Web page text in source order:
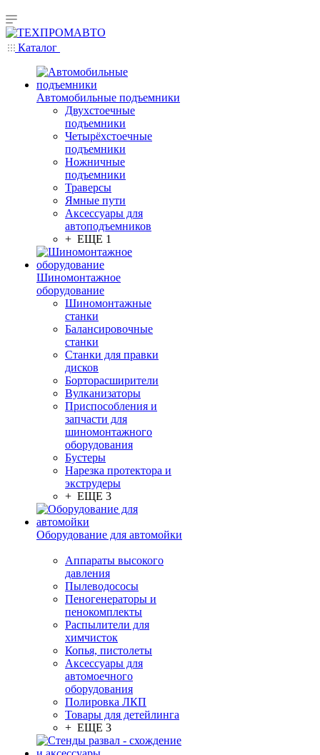
Каталог
Автомобильные подъемники
Двухстоечные
подъемники
Четырёхстоечные
подъемники
Ножничные
подъемники
Траверсы
Ямные пути
Аксессуары для
автоподъемников
+ ЕЩЕ 1
Шиномонтажное
оборудование
Шиномонтажные
станки
Балансировочные
станки
Станки для правки
дисков
Борторасширители
Вулканизаторы
Приспособления и
запчасти для
шиномонтажного
оборудования
Бустеры
Нарезка протектора и
экструдеры
+ ЕЩЕ 3
Оборудование для автомойки
Аппараты высокого
давления
Пылеводососы
Пеногенераторы и
пенокомплекты
Распылители для
химчисток
Копья, пистолеты
Аксессуары для
автомоечного
оборудования
Полировка ЛКП
Товары для детейлинга
+ ЕЩЕ 3